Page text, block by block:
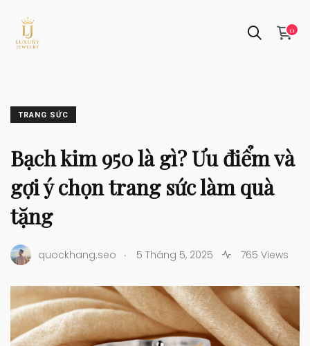
0
TRANG SỨC
Bạch kim 950 là gì? Ưu điểm và
gợi ý chọn trang sức làm quà
tặng
quockhang.seo . 5 Tháng 5, 2025 765 Views